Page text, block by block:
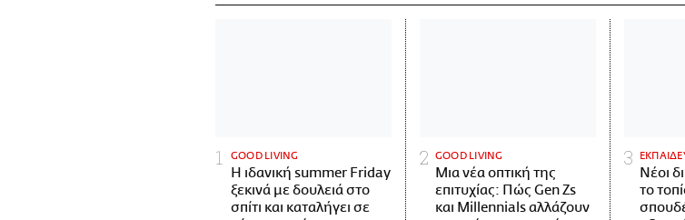
GOOD LIVING
Η ιδανική summer Friday
ξεκινά με δουλειά στο
σπίτι και καταλήγει σε
GOOD LIVING
Μια νέα οπτική της
επιτυχίας: Πώς Gen Zs
και Millennials αλλάζουν
Νέοι
το